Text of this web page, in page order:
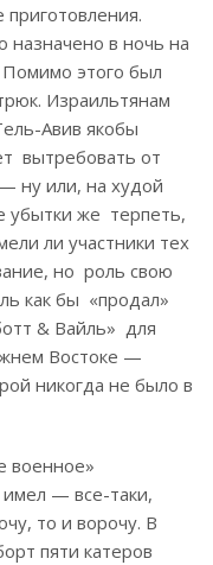
в ночь на
этого был
Израильтянам
Авив якобы
вытребовать от
ну или, на худой
убытки же терпеть,
ли участники тех
но роль свою
как бы «продал»
& Вайль» для
Востоке —
никогда не было в
военное»
имел — все-таки,
то и ворочу. В
пяти катеров